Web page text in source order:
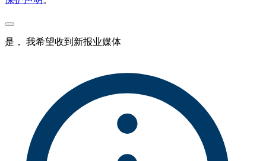
是， 我希望收到新报业媒体